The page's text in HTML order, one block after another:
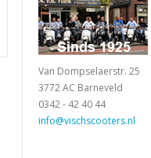
Van Dompselaerstr. 25
3772 AC Barneveld
0342 - 42 40 44
info@vischscooters.nl